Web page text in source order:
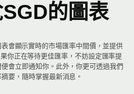
的圖表
會顯示實時的市場匯率中間價，並提供
你正在等待更佳匯率，不妨設定匯率提
會立即通知你。此外，你更可透過我們
要，隨時掌握最新消息。